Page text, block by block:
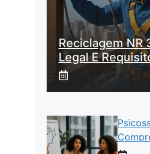
Reciclagem NR
Legal E